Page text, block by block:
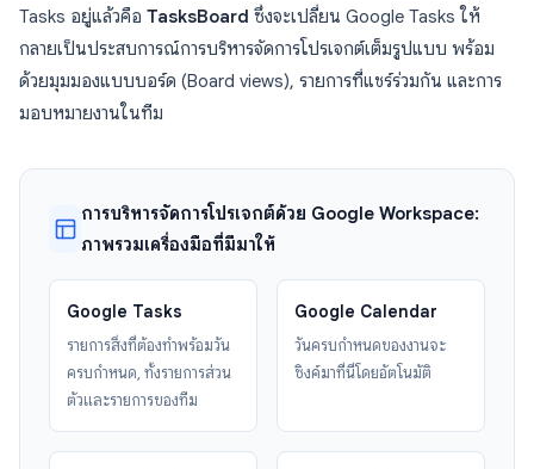
Tasks อยู่แล้วคือ TasksBoard ซึ่งจะเปลี่ยน Google Tasks ให้
กลายเป็นประสบการณ์การบริหารจัดการโปรเจกต์เต็มรูปแบบ พร้อม
ด้วยมุมมองแบบบอร์ด (Board views), รายการที่แชร์ร่วมกัน และการ
มอบหมายงานในทีม
การบริหารจัดการโปรเจกต์ด้วย Google Workspace:
ภาพรวมเครื่องมือที่มีมาให้
Google Tasks
รายการสิ่งที่ต้องทำพร้อมวัน
ครบกำหนด, ทั้งรายการส่วน
ตัวและรายการของทีม
Google Calendar
วันครบกำหนดของงานจะ
ซิงค์มาที่นี่โดยอัตโนมัติ